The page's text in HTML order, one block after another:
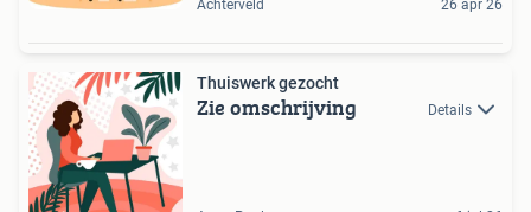
Achterveld 26 apr 26
Thuiswerk gezocht
Zie omschrijving Details